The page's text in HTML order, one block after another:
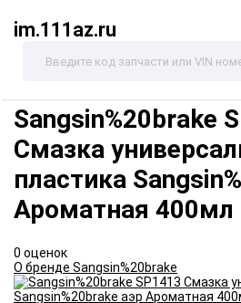
im.111az.ru
Sangsin%20brake
Смазка
пластика
Ароматная 400мл
0 оценок
О бренде Sangsin%20brake